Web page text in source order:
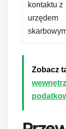
kontaktu z
urzędem
Zobacz